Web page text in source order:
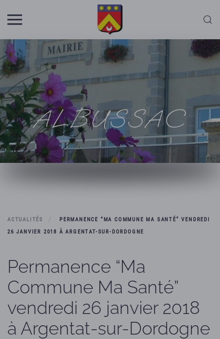
Skip to main content
ALBUSSAC
ACTUALITÉS
PERMANENCE “MA COMMUNE MA SANTÉ” VENDREDI
26 JANVIER 2018 À ARGENTAT-SUR-DORDOGNE
Permanence “Ma
Commune Ma Santé”
vendredi 26 janvier 2018
à Argentat-sur-Dordogne